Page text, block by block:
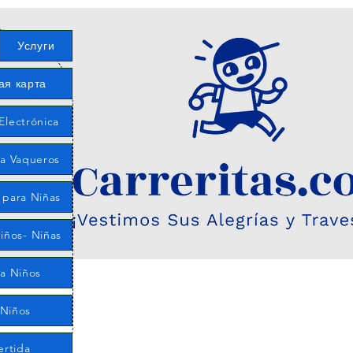
Услуги
карта
Electrónica
Vaqueros
para Niñas
Niñas
Niños